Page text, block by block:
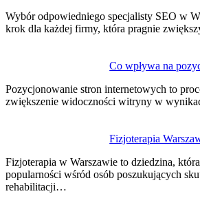
Wybór odpowiedniego specjalisty SEO w
krok dla każdej firmy, która pragnie
Co wpływa na
Pozycjonowanie stron internetowych to
zwiększenie widoczności witryny w
Fizjoterapia
Fizjoterapia w Warszawie to dziedzina,
popularności wśród osób poszukujących
rehabilitacji…